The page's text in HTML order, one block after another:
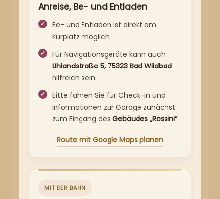
Anreise, Be- und Entladen
Be- und Entladen ist direkt am
Kurplatz möglich.
Für Navigationsgeräte kann auch
Uhlandstraße 5, 75323 Bad Wildbad
hilfreich sein.
Bitte fahren Sie für Check-in und
Informationen zur Garage zunächst
zum Eingang des Gebäudes „Rossini“.
Route mit Google Maps planen
MIT DER BAHN